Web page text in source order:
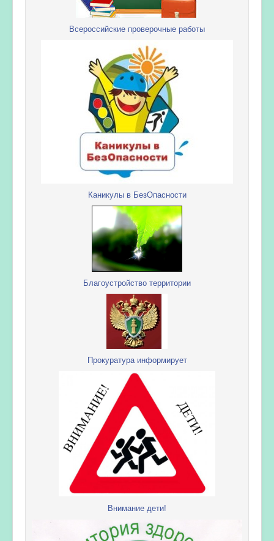
Всероссийские проверочные работы
Каникулы в БезОпасности
Благоустройство территории
Прокуратура информирует
Внимание дети!